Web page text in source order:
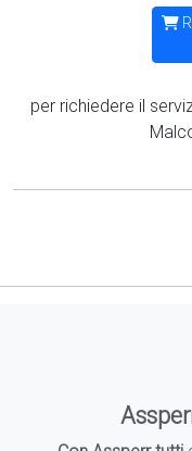
per richiedere il